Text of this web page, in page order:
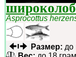
Asprocottus
Размер: до